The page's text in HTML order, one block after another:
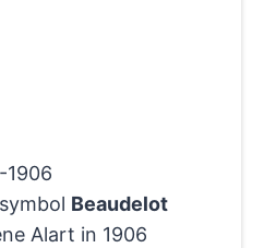
1906
symbol Beaudelot
Alart in 1906